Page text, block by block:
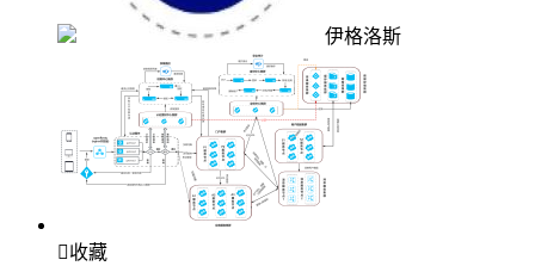
伊格洛斯
收藏